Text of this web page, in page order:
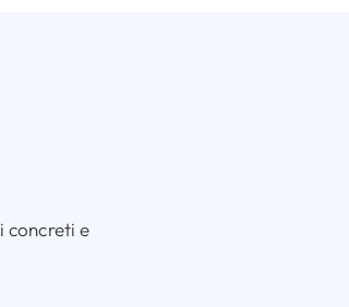
concreti e